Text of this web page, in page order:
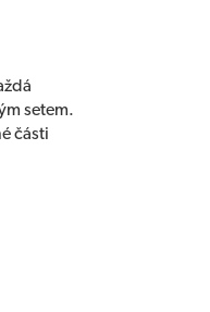
setem.
části